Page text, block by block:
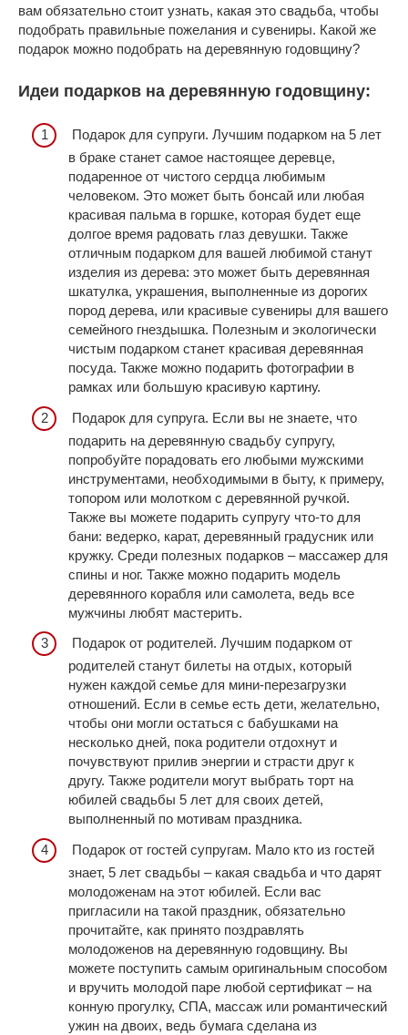
вам обязательно стоит узнать, какая это свадьба, чтобы
подобрать правильные пожелания и сувениры. Какой же
подарок можно подобрать на деревянную годовщину?
Идеи подарков на деревянную годовщину:
Подарок для супруги. Лучшим подарком на 5 лет
в браке станет самое настоящее деревце,
подаренное от чистого сердца любимым
человеком. Это может быть бонсай или любая
красивая пальма в горшке, которая будет еще
долгое время радовать глаз девушки. Также
отличным подарком для вашей любимой станут
изделия из дерева: это может быть деревянная
шкатулка, украшения, выполненные из дорогих
пород дерева, или красивые сувениры для вашего
семейного гнездышка. Полезным и экологически
чистым подарком станет красивая деревянная
посуда. Также можно подарить фотографии в
рамках или большую красивую картину.
Подарок для супруга. Если вы не знаете, что
подарить на деревянную свадьбу супругу,
попробуйте порадовать его любыми мужскими
инструментами, необходимыми в быту, к примеру,
топором или молотком с деревянной ручкой.
Также вы можете подарить супругу что-то для
бани: ведерко, карат, деревянный градусник или
кружку. Среди полезных подарков – массажер для
спины и ног. Также можно подарить модель
деревянного корабля или самолета, ведь все
мужчины любят мастерить.
Подарок от родителей. Лучшим подарком от
родителей станут билеты на отдых, который
нужен каждой семье для мини-перезагрузки
отношений. Если в семье есть дети, желательно,
чтобы они могли остаться с бабушками на
несколько дней, пока родители отдохнут и
почувствуют прилив энергии и страсти друг к
другу. Также родители могут выбрать торт на
юбилей свадьбы 5 лет для своих детей,
выполненный по мотивам праздника.
Подарок от гостей супругам. Мало кто из гостей
знает, 5 лет свадьбы – какая свадьба и что дарят
молодоженам на этот юбилей. Если вас
пригласили на такой праздник, обязательно
прочитайте, как принято поздравлять
молодоженов на деревянную годовщину. Вы
можете поступить самым оригинальным способом
и вручить молодой паре любой сертификат – на
конную прогулку, СПА, массаж или романтический
ужин на двоих, ведь бумага сделана из